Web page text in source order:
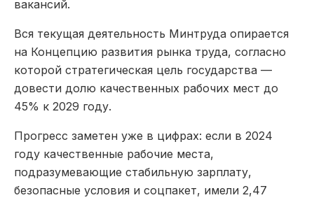
вакансий.
Вся текущая деятельность Минтруда опирается
на Концепцию развития рынка труда, согласно
которой стратегическая цель государства —
довести долю качественных рабочих мест до
45% к 2029 году.
Прогресс заметен уже в цифрах: если в 2024
году качественные рабочие места,
подразумевающие стабильную зарплату,
безопасные условия и соцпакет, имели 2,47